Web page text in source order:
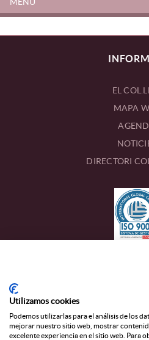
EL
MAPA
DIRECTORI
T_977 22
Utilizamos cookies
Podemos utilizarlas para el análisis de los
mejorar nuestro sitio web, mostrar
excelente experiencia en el sitio web. Para